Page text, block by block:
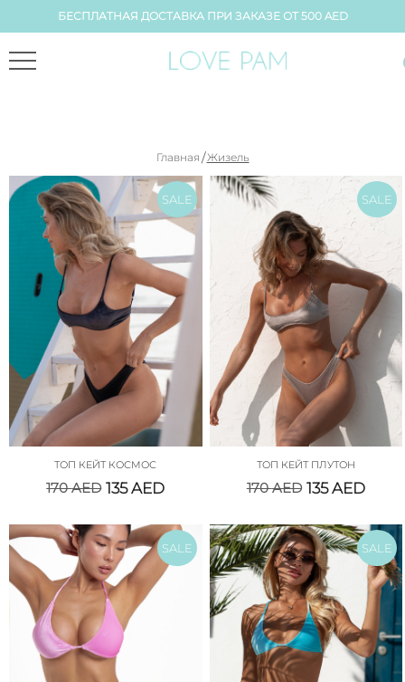
БЕСПЛАТНАЯ ДОСТАВКА ПРИ ЗАКАЗЕ ОТ 500 AED
Главная /Жизель
SALE
ТОП КЕЙТ КОСМОС
170AED 135AED
SALE
ТОП КЕЙТ ПЛУТОН
170AED 135AED
SALE SALE